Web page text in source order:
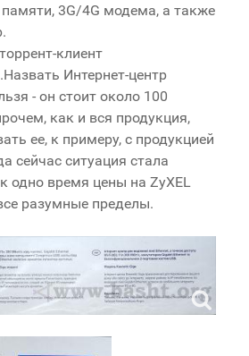
3G/4G модема, а также
клиент
Интернет-центр
- он стоит около 100
как и вся продукция,
ее, к примеру, с продукцией
сейчас ситуация стала
одно время цены на ZyXEL
разумные пределы.